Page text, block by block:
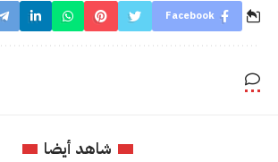
Facebook
شاهد أيضا